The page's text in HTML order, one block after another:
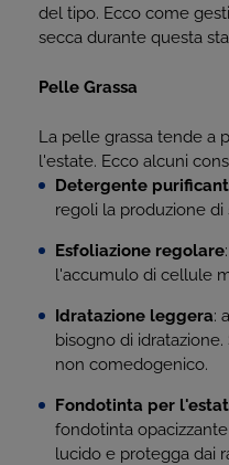
del tipo. Ecco come
secca durante questa
Pelle Grassa
La pelle grassa tende a
l'estate. Ecco alcuni
Detergente
regoli la produzione di
Esfoliazione regolare
l'accumulo di cellule
Idratazione leggera:
bisogno di
non comedogenico.
Fondotinta per
fondotinta
lucido e protegga dai